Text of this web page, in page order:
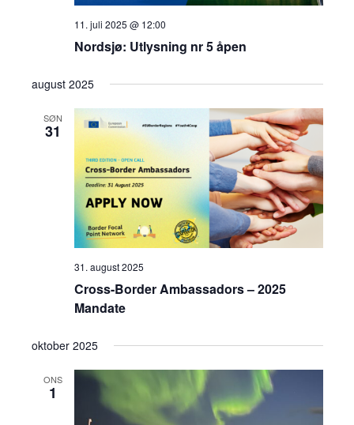
Nordsjø: Utlysning nr 5 åpen
11. juli 2025 @ 12:00
august 2025
SØN
31
Cross-Border Ambassadors – 2025
Mandate
31. august 2025
oktober 2025
ONS
1